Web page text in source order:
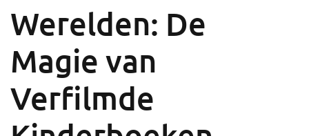
Werelden: De
Magie van
Verfilmde